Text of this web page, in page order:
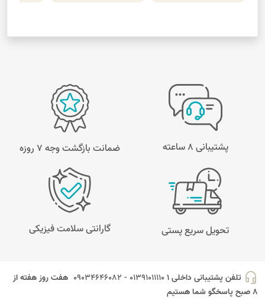
پشتیبانی 8 ساعته ضمانت بازگشت وجه ۷ روزه
تحویل سریع پستی گارانتی سلامت فیزیکی
headset_mic تلفن پشتیبانی داخلی 1 01391011110 - 09034646082
هفت روز هفته از
8 صبح پاسخگو شما هستیم